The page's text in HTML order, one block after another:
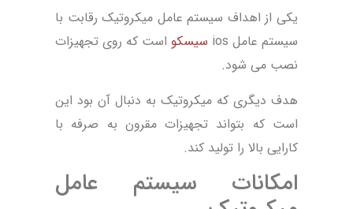
یکی از اهداف سیستم عامل میکروتیک رقابت با
سیستم عامل ios
سیسکو است که روی تجهیزات
نصب می شود.
هدف دیگری که میکروتیک به دنبال آن بود این
است که بتواند تجهیزات مقرون به صرفه با
کارایی بالا را تولید کند.
امکانات سیستم عامل